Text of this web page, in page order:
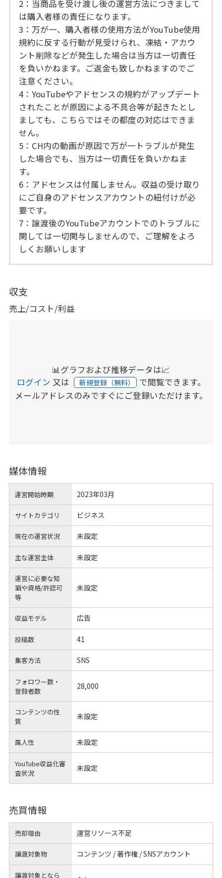
2：当商品を受け渡し後の運営方法につきまして
は購入者様の責任になります。
3：万が一、購入者様の使用方法がYouTube使用
規約に反する行動が見受けられ、凍結・アカウ
ント削除などが発生した場合は当方は一切責任
を負いかねます。ご返金も致しかねますのでご
注意ください。
4：YouTubeやアドセンスの規約がアップデート
されたことが原因による不具合等が起きたとし
ましても、こちらではその都度の対応はできま
せん。
5：CH内の動画が原因で万が一トラブルが発生
した場合でも、当方は一切責任を負いかねま
す。
6：アドセンスは付属しません。収益の受け取り
にご自身のアドセンスアカウントの紐付けが必
要です。
7：譲渡後のYouTubeアカウントでのトラブルに
関しては一切関与しませんので、ご理解をよろ
しくお願いします
収支
売上/コスト/利益
📊グラフおよび推移データは📈
ログイン 又は 新規登録（無料） で閲覧できます。
メールアドレスのみですぐにご登録いただけます。
媒体情報
運営開始時期 2023年03月
サイトカテゴリ ビジネス
現在の運営状況 未設定
主な運営主体 未設定
運営に必要な知
識や資格/許認可
等
未設定
収益モデル 広告
投稿数 41
集客方法 SNS
フォロワー数・
登録者数
28,000
コンテンツの性
質
未設定
属人性 未設定
YouTube収益化審
査状況
未設定
売買情報
売却理由 運営リソース不足
譲渡対象物 コンテンツ / 著作権 / SNSアカウント
譲渡対象となら